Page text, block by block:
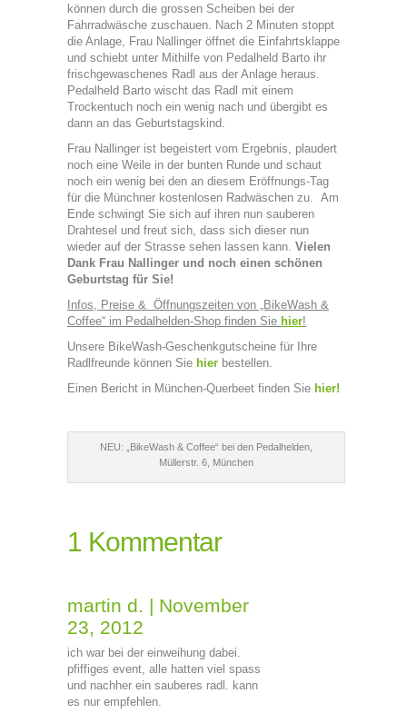
können durch die grossen Scheiben bei der
Fahrradwäsche zuschauen. Nach 2 Minuten stoppt
die Anlage, Frau Nallinger öffnet die Einfahrtsklappe
und schiebt unter Mithilfe von Pedalheld Barto ihr
frischgewaschenes Radl aus der Anlage heraus.
Pedalheld Barto wischt das Radl mit einem
Trockentuch noch ein wenig nach und übergibt es
dann an das Geburtstagskind.
Frau Nallinger ist begeistert vom Ergebnis, plaudert
noch eine Weile in der bunten Runde und schaut
noch ein wenig bei den an diesem Eröffnungs-Tag
für die Münchner kostenlosen Radwäschen zu. Am
Ende schwingt Sie sich auf ihren nun sauberen
Drahtesel und freut sich, dass sich dieser nun
wieder auf der Strasse sehen lassen kann. Vielen
Dank Frau Nallinger und noch einen schönen
Geburtstag für Sie!
Infos, Preise & Öffnungszeiten von „BikeWash &
Coffee“ im Pedalhelden-Shop finden Sie hier!
Unsere BikeWash-Geschenkgutscheine für Ihre
Radlfreunde können Sie hier bestellen.
Einen Bericht in München-Querbeet finden Sie hier!
NEU: „BikeWash & Coffee“ bei den Pedalhelden,
Müllerstr. 6, München
1 Kommentar
martin d. | November
23, 2012
ich war bei der einweihung dabei.
pfiffiges event, alle hatten viel spass
und nachher ein sauberes radl. kann
es nur empfehlen.